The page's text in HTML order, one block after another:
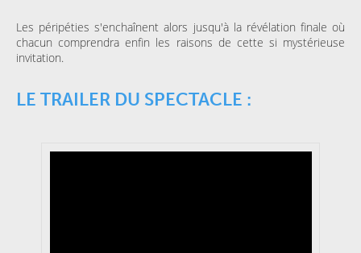
Les péripéties s'enchaînent alors jusqu'à la révélation finale où
chacun comprendra enfin les raisons de cette si mystérieuse
invitation.
LE TRAILER DU SPECTACLE :